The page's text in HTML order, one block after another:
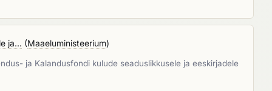
ja... (Maaeluministeerium)
ja Kalandusfondi kulude seaduslikkusele ja eeskirjadele